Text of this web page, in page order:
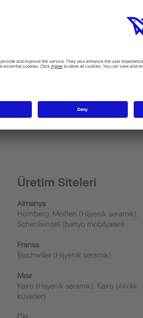
432,3 Mio. Euro (Grup)
Üretim Siteleri
Almanya
Hornberg, Meißen (Hijyenik seramik),
Schenkenzell (banyo mobilyaları)
Fransa
Bischwiller (Hijyenik seramik)
Mısır
Kairo (Hijyenik seramik), Kairo (Akrilik
küvetler)